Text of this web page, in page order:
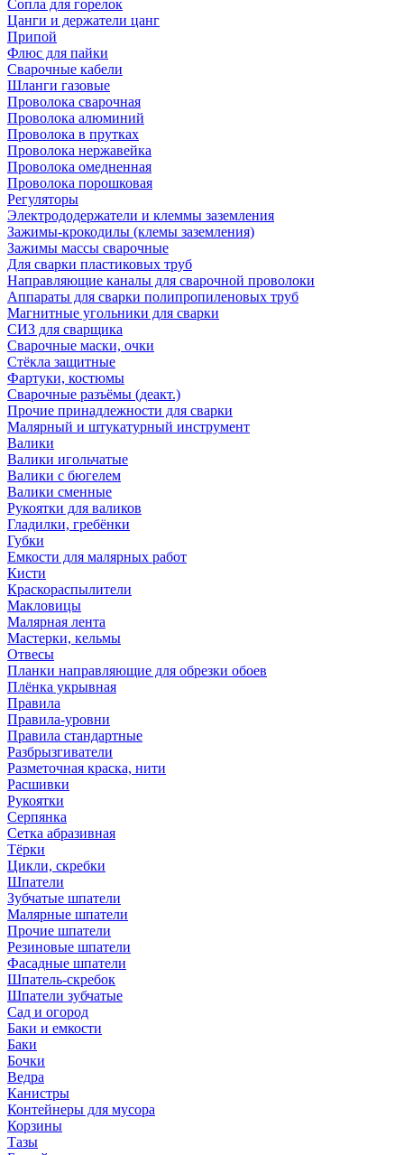
Сопла для горелок
Цанги и держатели цанг
Припой
Флюс для пайки
Сварочные кабели
Шланги газовые
Проволока сварочная
Проволока алюминий
Проволока в прутках
Проволока нержавейка
Проволока омедненная
Проволока порошковая
Регуляторы
Электрододержатели и клеммы заземления
Зажимы-крокодилы (клемы заземления)
Зажимы массы сварочные
Для сварки пластиковых труб
Направляющие каналы для сварочной проволоки
Аппараты для сварки полипропиленовых труб
Магнитные угольники для сварки
СИЗ для сварщика
Сварочные маски, очки
Стёкла защитные
Фартуки, костюмы
Сварочные разъёмы (деакт.)
Прочие принадлежности для сварки
Малярный и штукатурный инструмент
Валики
Валики игольчатые
Валики с бюгелем
Валики сменные
Рукоятки для валиков
Гладилки, гребёнки
Губки
Емкости для малярных работ
Кисти
Краскораспылители
Макловицы
Малярная лента
Мастерки, кельмы
Отвесы
Планки направляющие для обрезки обоев
Плёнка укрывная
Правила
Правила-уровни
Правила стандартные
Разбрызгиватели
Разметочная краска, нити
Расшивки
Рукоятки
Серпянка
Сетка абразивная
Тёрки
Цикли, скребки
Шпатели
Зубчатые шпатели
Малярные шпатели
Прочие шпатели
Резиновые шпатели
Фасадные шпатели
Шпатель-скребок
Шпатели зубчатые
Сад и огород
Баки и емкости
Баки
Бочки
Ведра
Канистры
Контейнеры для мусора
Корзины
Тазы